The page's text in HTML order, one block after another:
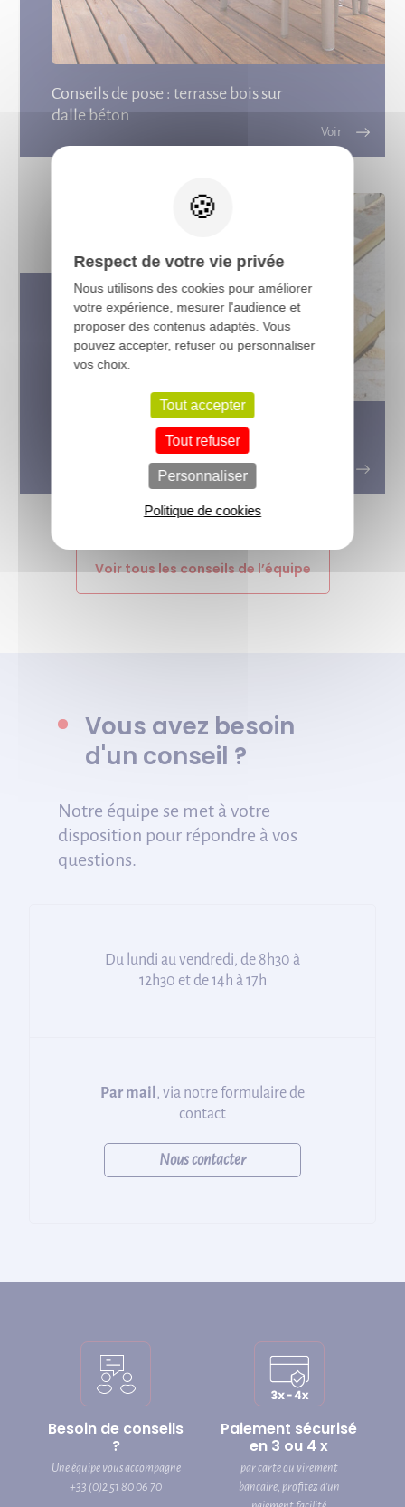
Conseils de pose : terrasse bois sur
dalle béton
Conseils de pose : terrasse bois sur
Voir tous les conseils de l’équipe
Vous avez besoin
d'un conseil ?
Notre équipe se met à votre
disposition pour répondre à vos
questions.
Du lundi au vendredi, de 8h30 à
12h30 et de 14h à 17h
Par mail , via notre formulaire de
contact
Nous contacter
Besoin de conseils
?
Une équipe vous accompagne
+33 (0)2 51 80 06 70
Paiement sécurisé
en 3 ou 4 x
par carte ou virement
bancaire, profitez d’un
Respect de votre vie privée
Nous utilisons des cookies pour améliorer
votre expérience, mesurer l'audience et
proposer des contenus adaptés. Vous
pouvez accepter, refuser ou personnaliser
vos choix.
Tout accepter
Tout refuser
Personnaliser
Politique de cookies